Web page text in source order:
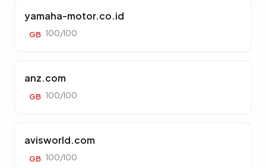
yamaha-motor.co.id
GB 100/100
anz.com
GB 100/100
avisworld.com
GB 100/100